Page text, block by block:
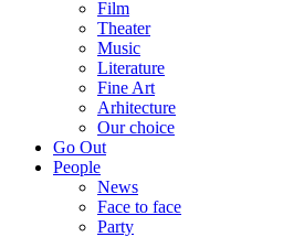
Film
Theater
Music
Literature
Fine Art
Arhitecture
Our choice
Go Out
People
News
Face to face
Party